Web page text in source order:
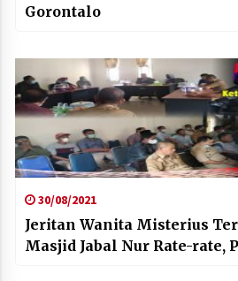
Gorontalo
30/08/2021
Jeritan Wanita Misterius
Masjid Jabal Nur Rate-rate,